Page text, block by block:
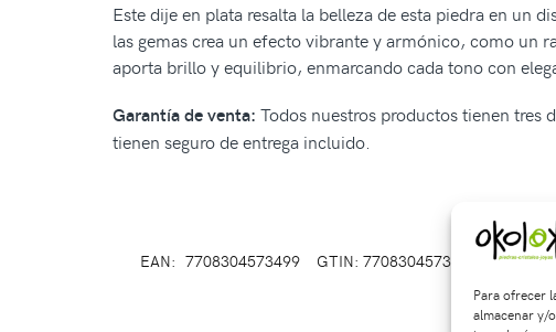
Para ofrecer
almacenar y/
Este dije en plata resalta la belleza de esta piedra en un
las gemas crea un efecto vibrante y armónico, como un
aporta brillo y equilibrio, enmarcando cada tono con
Garantía de venta: Todos nuestros productos tienen tres
tienen seguro de entrega incluido.
EAN: 7708304573499 GTIN: 7708304573499 SKU: